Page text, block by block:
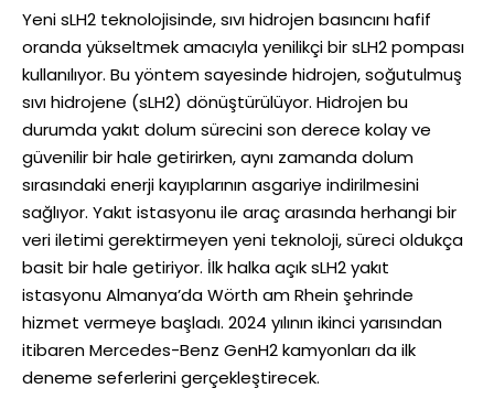
Yeni sLH2 teknolojisinde, sıvı hidrojen basıncını hafif
oranda yükseltmek amacıyla yenilikçi bir sLH2 pompası
kullanılıyor. Bu yöntem sayesinde hidrojen, soğutulmuş
sıvı hidrojene (sLH2) dönüştürülüyor. Hidrojen bu
durumda yakıt dolum sürecini son derece kolay ve
güvenilir bir hale getirirken, aynı zamanda dolum
sırasındaki enerji kayıplarının asgariye indirilmesini
sağlıyor. Yakıt istasyonu ile araç arasında herhangi bir
veri iletimi gerektirmeyen yeni teknoloji, süreci oldukça
basit bir hale getiriyor. İlk halka açık sLH2 yakıt
istasyonu Almanya’da Wörth am Rhein şehrinde
hizmet vermeye başladı. 2024 yılının ikinci yarısından
itibaren Mercedes-Benz GenH2 kamyonları da ilk
deneme seferlerini gerçekleştirecek.